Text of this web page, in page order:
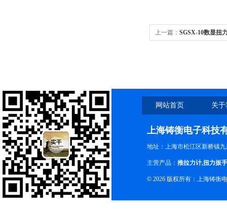
上一篇： SGSX-10数显扭
网站首页 关
上海铸衡电子科技
地址：上海市松江区新桥镇
主营产品： 推拉力计,扭力扳手
© 2026 版权所有：上海铸衡